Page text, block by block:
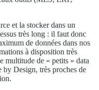
et la stocker dans un
très long : il faut donc
de données dans nos
à disposition très
multitude de « petits » data
by Design, très proches de